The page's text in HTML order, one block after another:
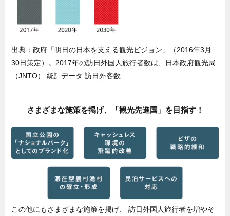
出典：政府「明日の日本を支える観光ビジョン」（2016年3月
30日策定）。2017年の訪日外国人旅行者数は、日本政府観光局
（JNTO） 統計データ 訪日外客数
さまざまな施策を掲げ、「観光先進国」を目指す！
この他にもさまざまな施策を掲げ、 訪日外国人旅行者を増やそ